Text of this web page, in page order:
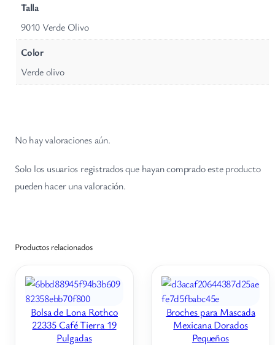
Talla
9010 Verde Olivo
Color
Verde olivo
No hay valoraciones aún.
Solo los usuarios registrados que hayan comprado este producto
pueden hacer una valoración.
Productos relacionados
Bolsa de Lona Rothco
22335 Café Tierra 19
Pulgadas
Broches para Mascada
Mexicana Dorados
Pequeños